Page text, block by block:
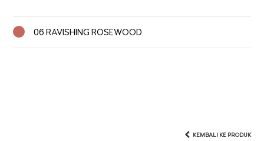
06 RAVISHING ROSEWOOD
KEMBALI KE PRODUK